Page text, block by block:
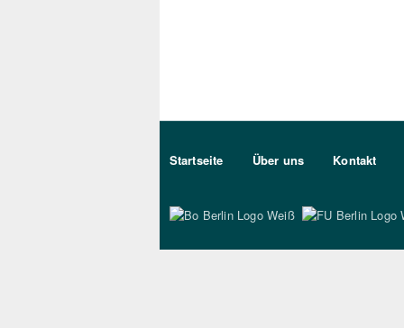
Sekundärmenu DE
Startseite Über uns Kontakt
Bo Berlin Logo